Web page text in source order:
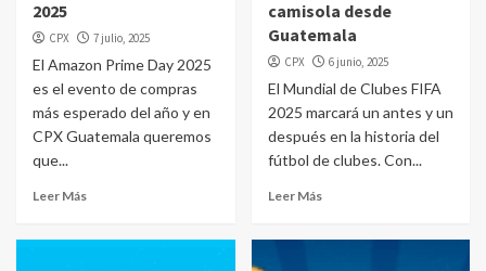
2025
CPX 7 julio, 2025
El Amazon Prime Day 2025
es el evento de compras
más esperado del año y en
CPX Guatemala queremos
que...
Leer Más
camisola desde
Guatemala
CPX 6 junio, 2025
El Mundial de Clubes FIFA
2025 marcará un antes y un
después en la historia del
fútbol de clubes. Con...
Leer Más